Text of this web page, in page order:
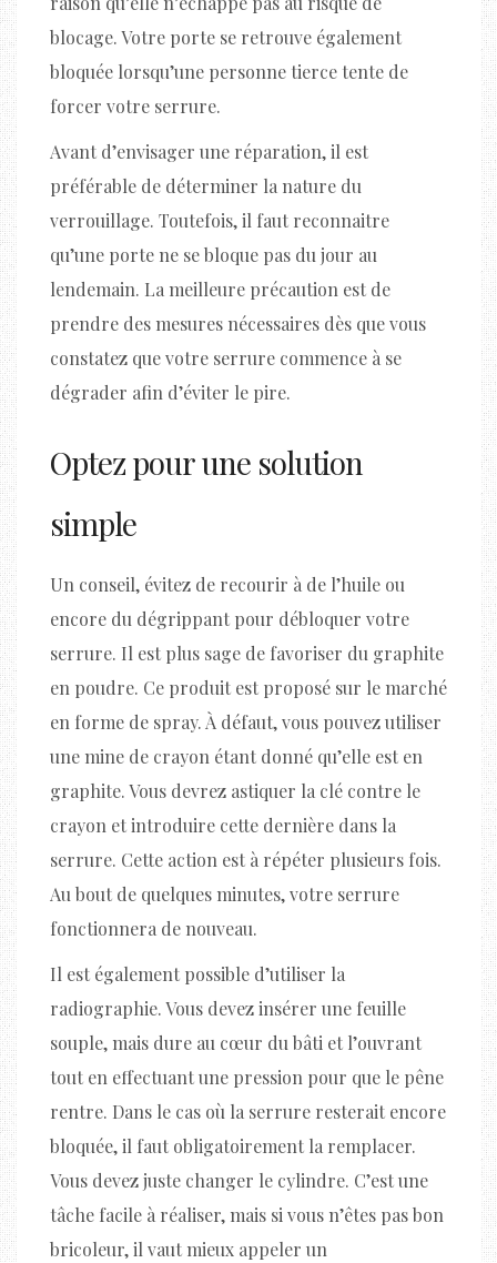
blocage. Votre porte se retrouve également
bloquée lorsqu’une personne tierce tente de
forcer votre serrure.
Avant d’envisager une réparation, il est
préférable de déterminer la nature du
verrouillage. Toutefois, il faut reconnaitre
qu’une porte ne se bloque pas du jour au
lendemain. La meilleure précaution est de
prendre des mesures nécessaires dès que vous
constatez que votre serrure commence à se
dégrader afin d’éviter le pire.
Optez pour une solution
simple
Un conseil, évitez de recourir à de l’huile ou
encore du dégrippant pour débloquer votre
serrure. Il est plus sage de favoriser du graphite
en poudre. Ce produit est proposé sur le marché
en forme de spray. À défaut, vous pouvez utiliser
une mine de crayon étant donné qu’elle est en
graphite. Vous devrez astiquer la clé contre le
crayon et introduire cette dernière dans la
serrure. Cette action est à répéter plusieurs fois.
Au bout de quelques minutes, votre serrure
fonctionnera de nouveau.
Il est également possible d’utiliser la
radiographie. Vous devez insérer une feuille
souple, mais dure au cœur du bâti et l’ouvrant
tout en effectuant une pression pour que le pêne
rentre. Dans le cas où la serrure resterait encore
bloquée, il faut obligatoirement la remplacer.
Vous devez juste changer le cylindre. C’est une
tâche facile à réaliser, mais si vous n’êtes pas bon
bricoleur, il vaut mieux appeler un